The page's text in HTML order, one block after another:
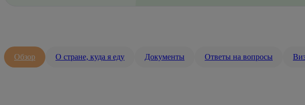
Обзор О стране, куда я еду Документы Ответы на вопросы